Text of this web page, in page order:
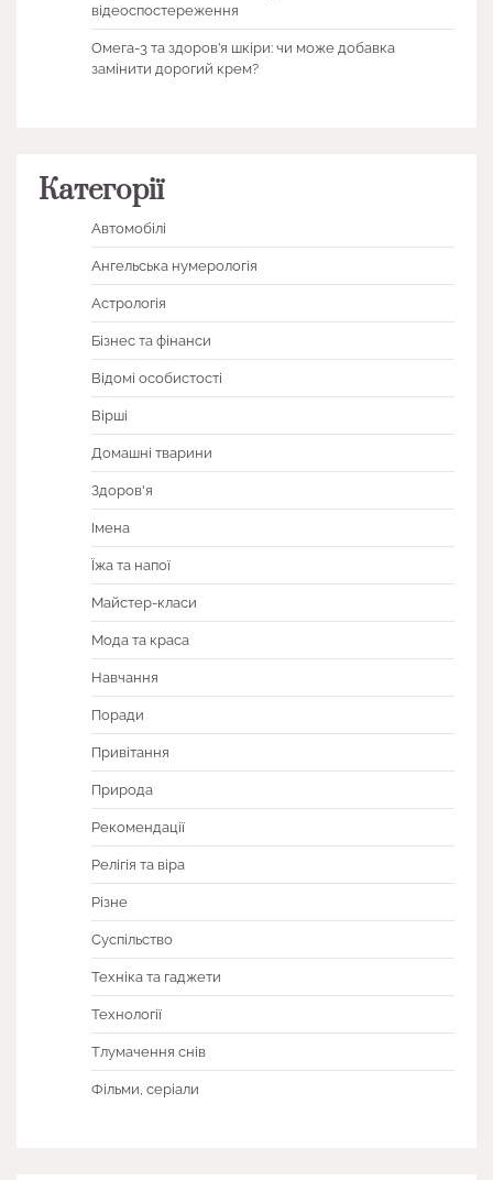
відеоспостереження
Омега-3 та здоров’я шкіри: чи може добавка
замінити дорогий крем?
Категорії
Автомобілі
Ангельська нумерологія
Астрологія
Бізнес та фінанси
Відомі особистості
Вірші
Домашні тварини
Здоров'я
Імена
Їжа та напої
Майстер-класи
Мода та краса
Навчання
Поради
Привітання
Природа
Рекомендації
Релігія та віра
Різне
Суспільство
Техніка та гаджети
Технології
Тлумачення снів
Фільми, серіали